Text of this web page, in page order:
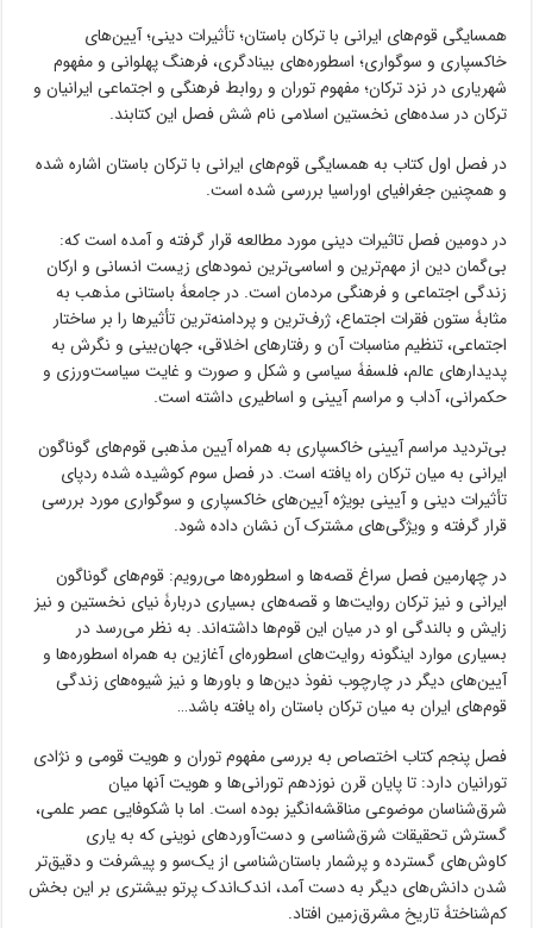
همسایگی قوم‌های ایرانی با ترکان باستان؛ تأثیرات دینی؛ آیین‌های
خاکسپاری و سوگواری؛ اسطوره‌های بینادگری، فرهنگ پهلوانی و مفهوم
شهریاری در نزد ترکان؛ مفهوم توران و روابط فرهنگی و اجتماعی ایرانیان و
ترکان در سده‌های نخستین اسلامی نام شش فصل این کتابند.
در فصل اول کتاب به همسایگی قوم‌های ایرانی با ترکان باستان اشاره شده
و همچنین جغرافیای اوراسیا بررسی شده است.
در دومین فصل تاثیرات دینی مورد مطالعه قرار گرفته و آمده است که:
بی‌گمان دین از مهم‌ترین و اساسی‌‌ترین نمودهای زیست انسانی و ارکان
زندگی اجتماعی و فرهنگی مردمان است. در جامعۀ باستانی مذهب به
مثابۀ ستون فقرات اجتماع، ژرف‌ترین و پردامنه‌ترین تأثیرها را بر ساختار
اجتماعی، تنظیم مناسبات آن و رفتارهای اخلاقی، جهان‌بینی و نگرش به
پدیدارهای عالم، فلسفۀ سیاسی و شکل و صورت و غایت سیاست‌ورزی و
حکمرانی، آداب و مراسم آیینی و اساطیری داشته است.
بی‌تردید مراسم آیینی خاکسپاری به همراه آیین مذهبی قوم‌های گوناگون
ایرانی به میان ترکان راه یافته است. در فصل سوم کوشیده شده ردپای
تأثیرات دینی و آیینی بویژه آیین‌های خاکسپاری و سوگواری مورد بررسی
قرار گرفته و ویژگی‌های مشترک آن نشان داده شود.
در چهارمین فصل سراغ قصه‌ها و اسطوره‌ها می‌رویم: قوم‌های گوناگون
ایرانی و نیز ترکان روایت‌ها و قصه‌های بسیاری دربارۀ نیای نخستین و نیز
زایش و بالندگی او در میان این قوم‌ها داشته‌اند. به نظر می‌رسد در
بسیاری موارد اینگونه روایت‌های اسطوره‌ای آغازین به همراه اسطوره‌ها و
آیین‌های دیگر در چارچوب نفوذ دین‌ها و باورها و نیز شیوه‌های زندگی
قوم‌های ایران به میان ترکان باستان راه یافته باشد…
فصل پنجم کتاب اختصاص به بررسی مفهوم توران و هویت قومی و نژادی
تورانیان دارد: تا پایان قرن نوزدهم تورانی‌ها و هویت آنها میان
شرق‌شناسان موضوعی مناقشه‌انگیز بوده است. اما با شکوفایی عصر علمی،
گسترش تحقیقات شرق‌شناسی و دست‌آوردهای نوینی که به یاری
کاوش‌های گسترده و پرشمار باستان‌شناسی از یک‌سو و پیشرفت و دقیق‌تر
شدن دانش‌های دیگر به دست آمد، اندک‌اندک پرتو بیشتری بر این بخش
کم‌شناختۀ تاریخ مشرق‌زمین افتاد.